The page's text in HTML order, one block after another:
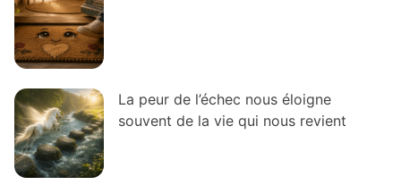
La peur de l’échec nous éloigne
souvent de la vie qui nous revient